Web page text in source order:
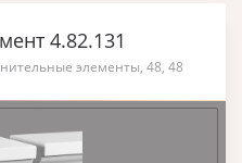
4.82.131
элементы, 48, 48